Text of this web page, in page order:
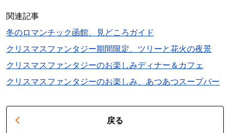
関連記事
冬のロマンチック函館、見どころガイド
クリスマスファンタジー期間限定、ツリーと花火の夜景
クリスマスファンタジーのお楽しみディナー＆カフェ
クリスマスファンタジーのお楽しみ、あつあつスープバー
戻る